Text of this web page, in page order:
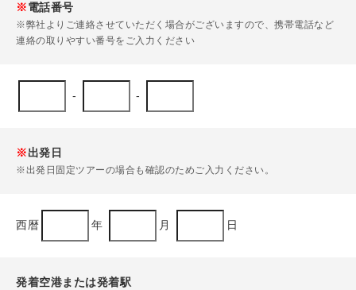
※電話番号
※弊社よりご連絡させていただく場合がございますので、携帯電話など
連絡の取りやすい番号をご入力ください
- -
※出発日
※出発日固定ツアーの場合も確認のためご入力ください。
西暦 年 月 日
発着空港または発着駅